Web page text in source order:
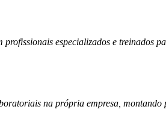
especializados e treinados
na própria empresa, montando